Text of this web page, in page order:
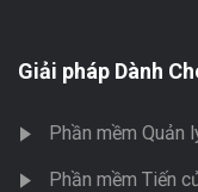
Giải pháp Dành
Phần mềm Quản
Phần mềm Tiến